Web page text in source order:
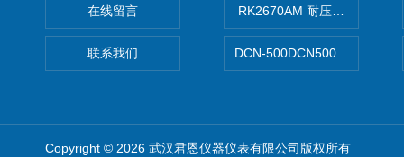
在线留言
联系我们
RK2670AM 耐压测试仪
DCN-500DCN500资料收集器
Copyright © 2026 武汉君恩仪器仪表有限公司版权所有